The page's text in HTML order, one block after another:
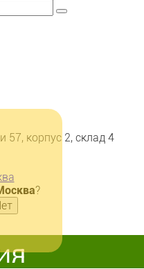
57, корпус 2, склад 4
?